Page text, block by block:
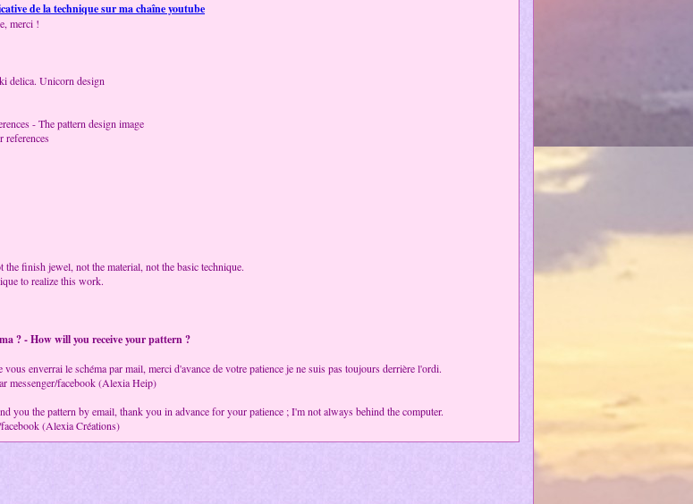
de la technique sur ma chaîne youtube
merci !
delica. Unicorn design
- The pattern design image
references
finish jewel, not the material, not the basic technique.
to realize this work.
? - How will you receive your pattern ?
enverrai le schéma par mail, merci d'avance de votre patience je ne suis pas toujours derrière l'ordi.
messenger/facebook (Alexia Heip)
you the pattern by email, thank you in advance for your patience ; I'm not always behind the computer.
(Alexia Créations)